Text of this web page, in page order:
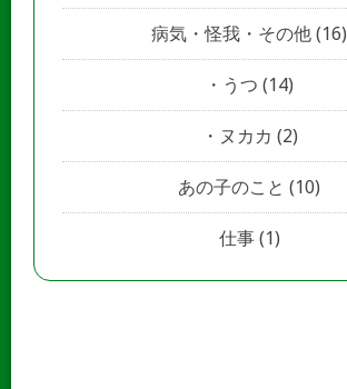
病気・怪我・その他 (16)
うつ (14)
ヌカカ (2)
あの子のこと (10)
仕事(1)